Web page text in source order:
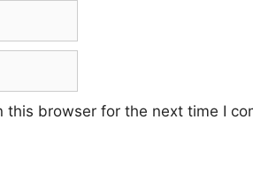
this browser for the next time I